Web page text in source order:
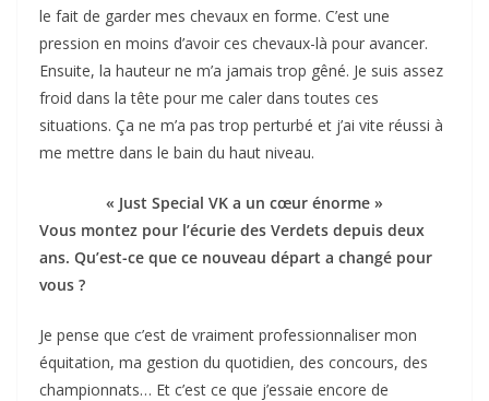
le fait de garder mes chevaux en forme. C’est une
pression en moins d’avoir ces chevaux-là pour avancer.
Ensuite, la hauteur ne m’a jamais trop gêné. Je suis assez
froid dans la tête pour me caler dans toutes ces
situations. Ça ne m’a pas trop perturbé et j’ai vite réussi à
me mettre dans le bain du haut niveau.
« Just Special VK a un cœur énorme »
Vous montez pour l’écurie des Verdets depuis deux
ans. Qu’est-ce que ce nouveau départ a changé pour
vous ?
Je pense que c’est de vraiment professionnaliser mon
équitation, ma gestion du quotidien, des concours, des
championnats… Et c’est ce que j’essaie encore de